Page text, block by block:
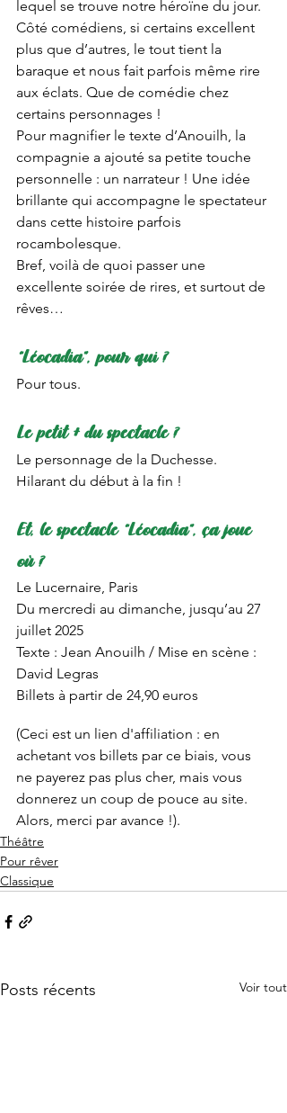
lequel se trouve notre héroïne du jour.
Côté comédiens, si certains excellent
plus que d’autres, le tout tient la
baraque et nous fait parfois même rire
aux éclats. Que de comédie chez
certains personnages !
Pour magnifier le texte d’Anouilh, la
compagnie a ajouté sa petite touche
personnelle : un narrateur ! Une idée
brillante qui accompagne le spectateur
dans cette histoire parfois
rocambolesque.
Bref, voilà de quoi passer une
excellente soirée de rires, et surtout de
rêves…
“Léocadia”, pour qui ?
Pour tous.
Le petit + du spectacle ?
Le personnage de la Duchesse.
Hilarant du début à la fin !
Et, le spectacle “Léocadia”, ça joue
où ?
Le Lucernaire, Paris
Du mercredi au dimanche, jusqu’au 27
juillet 2025
Texte : Jean Anouilh / Mise en scène :
David Legras
Billets à partir de 24,90 euros
(Ceci est un lien d'affiliation : en
achetant vos billets par ce biais, vous
ne payerez pas plus cher, mais vous
donnerez un coup de pouce au site.
Alors, merci par avance !).
Théâtre
Pour rêver
Classique
Posts récents Voir tout